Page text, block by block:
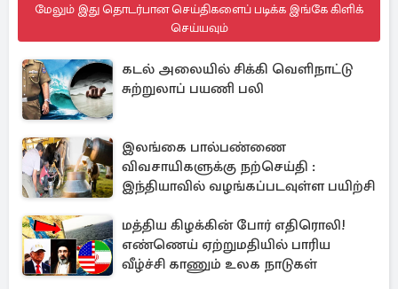
மேலும் இது தொடர்பான செய்திகளைப் படிக்க இங்கே கிளிக்
செய்யவும்
கடல் அலையில் சிக்கி வெளிநாட்டு
சுற்றுலாப் பயணி பலி
இலங்கை பால்பண்ணை
விவசாயிகளுக்கு நற்செய்தி :
இந்தியாவில் வழங்கப்படவுள்ள பயிற்சி
மத்திய கிழக்கின் போர் எதிரொலி!
எண்ணெய் ஏற்றுமதியில் பாரிய
வீழ்ச்சி காணும் உலக நாடுகள்